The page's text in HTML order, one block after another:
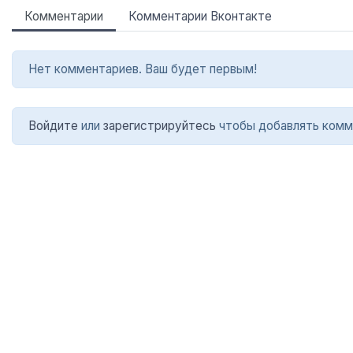
Комментарии Комментарии Вконтакте
Нет комментариев. Ваш будет первым!
Войдите или зарегистрируйтесь чтобы добавлять